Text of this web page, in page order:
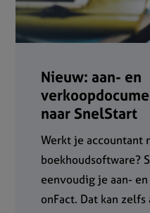
Nieuw: aan- en
naar SnelStart
Werkt je accountant
boekhoudsoftware?
eenvoudig je aan-
onFact. Dat kan